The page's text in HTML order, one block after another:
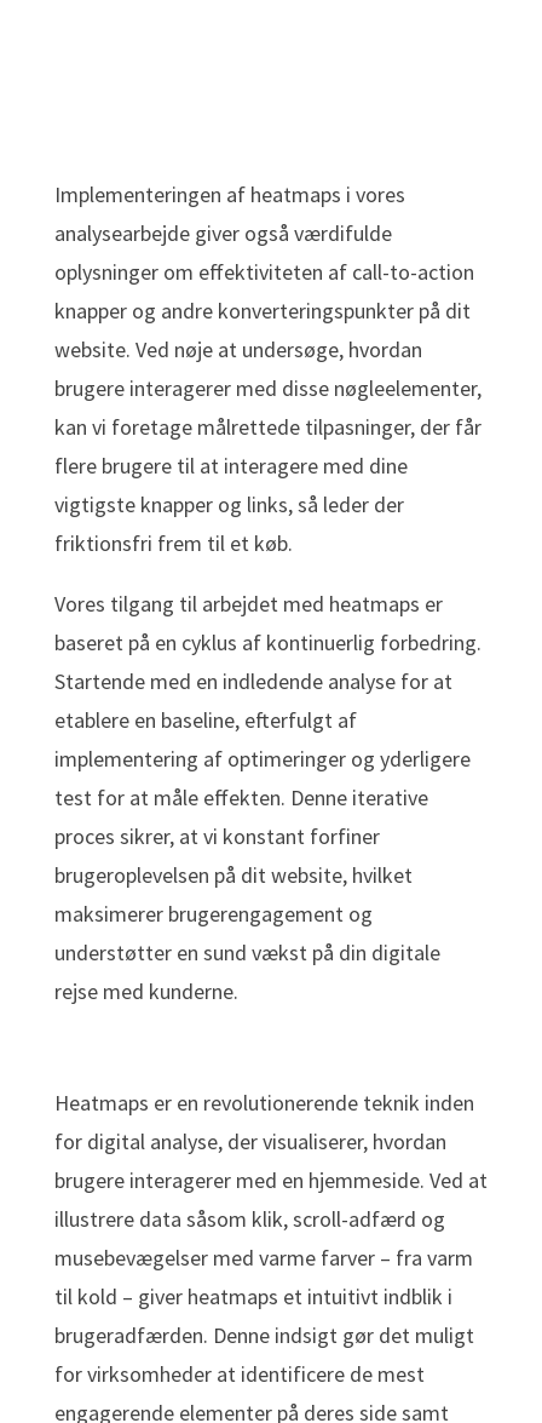
Implementeringen af heatmaps i vores
analysearbejde giver også værdifulde
oplysninger om effektiviteten af call-to-action
knapper og andre konverteringspunkter på dit
website. Ved nøje at undersøge, hvordan
brugere interagerer med disse nøgleelementer,
kan vi foretage målrettede tilpasninger, der får
flere brugere til at interagere med dine
vigtigste knapper og links, så leder der
friktionsfri frem til et køb.
Vores tilgang til arbejdet med heatmaps er
baseret på en cyklus af kontinuerlig forbedring.
Startende med en indledende analyse for at
etablere en baseline, efterfulgt af
implementering af optimeringer og yderligere
test for at måle effekten. Denne iterative
proces sikrer, at vi konstant forfiner
brugeroplevelsen på dit website, hvilket
maksimerer brugerengagement og
understøtter en sund vækst på din digitale
rejse med kunderne.
Heatmaps er en revolutionerende teknik inden
for digital analyse, der visualiserer, hvordan
brugere interagerer med en hjemmeside. Ved at
illustrere data såsom klik, scroll-adfærd og
musebevægelser med varme farver – fra varm
til kold – giver heatmaps et intuitivt indblik i
brugeradfærden. Denne indsigt gør det muligt
for virksomheder at identificere de mest
engagerende elementer på deres side samt